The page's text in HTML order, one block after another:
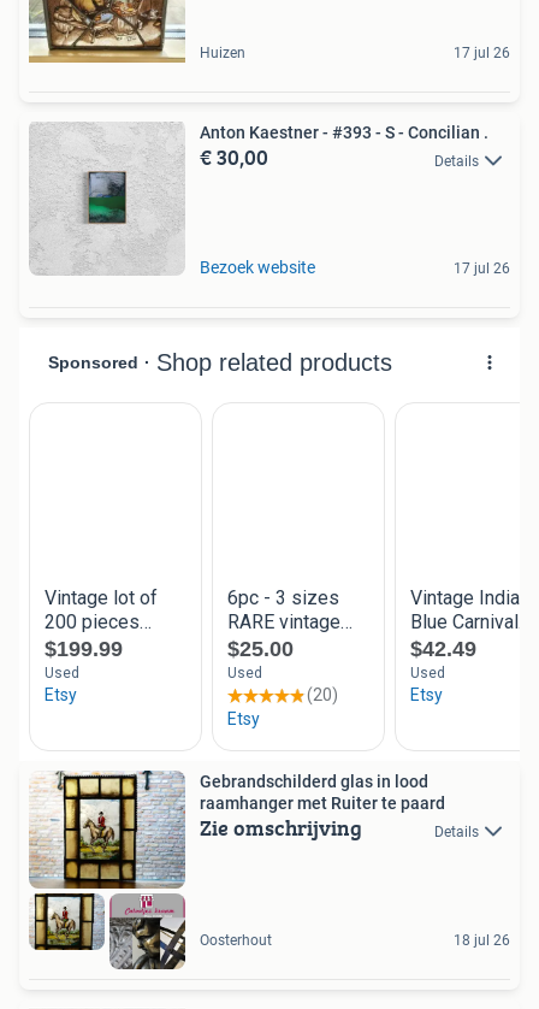
Huizen 17 jul 26
Anton Kaestner - #393 - S - Concilian .
€ 30,00 Details
Bezoek website 17 jul 26
Gebrandschilderd glas in lood
raamhanger met Ruiter te paard
Zie omschrijving Details
Oosterhout 18 jul 26